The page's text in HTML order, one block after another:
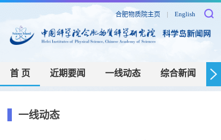
合肥物质院主页 | English
首 页 近期要闻 一线动态 综合新闻
一线动态